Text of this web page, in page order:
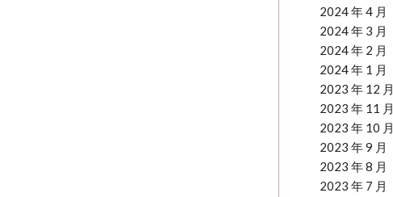
2024 年 4 月
2024 年 3 月
2024 年 2 月
2024 年 1 月
2023 年 12 月
2023 年 11 月
2023 年 10 月
2023 年 9 月
2023 年 8 月
2023 年 7 月